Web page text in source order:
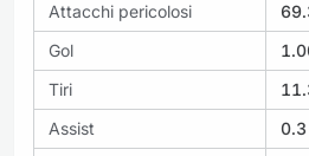
Attacchi pericolosi
Gol
Tiri
Assist
0.3